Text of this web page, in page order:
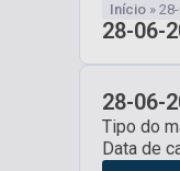
Início »
28-06-
28-06-
Tipo do
Data de